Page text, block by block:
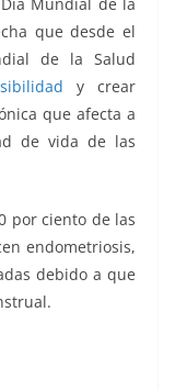
que desde el
de la Salud
y crear
que afecta a
de vida de las
por ciento de las
endometriosis,
debido a que